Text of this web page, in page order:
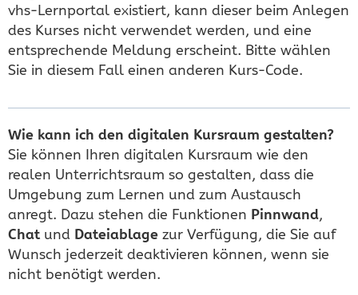
vhs-Lernportal existiert, kann dieser beim Anlegen
des Kurses nicht verwendet werden, und eine
entsprechende Meldung erscheint. Bitte wählen
Sie in diesem Fall einen anderen Kurs-Code.
Wie kann ich den digitalen Kursraum gestalten?
Sie können Ihren digitalen Kursraum wie den
realen Unterrichtsraum so gestalten, dass die
Umgebung zum Lernen und zum Austausch
anregt. Dazu stehen die Funktionen Pinnwand,
Chat und Dateiablage zur Verfügung, die Sie auf
Wunsch jederzeit deaktivieren können, wenn sie
nicht benötigt werden.